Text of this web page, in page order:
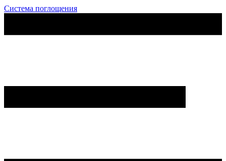
Система поглощения